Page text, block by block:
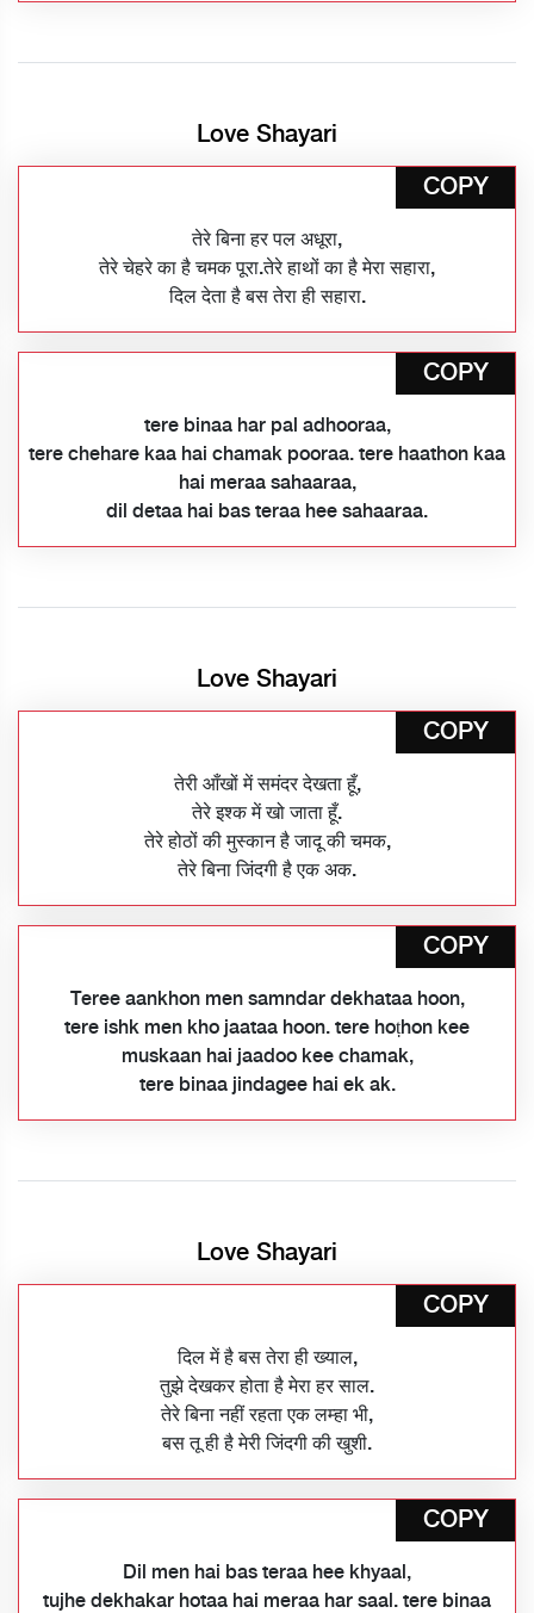
Love Shayari
COPY
तेरे बिना हर पल अधूरा,
तेरे चेहरे का है चमक पूरा.तेरे हाथों का है मेरा सहारा,
दिल देता है बस तेरा ही सहारा.
COPY
tere binaa har pal adhooraa,
tere chehare kaa hai chamak pooraa. tere haathon kaa
hai meraa sahaaraa,
dil detaa hai bas teraa hee sahaaraa.
Love Shayari
COPY
तेरी आँखों में समंदर देखता हूँ,
तेरे इश्क में खो जाता हूँ.
तेरे होठों की मुस्कान है जादू की चमक,
तेरे बिना जिंदगी है एक अक.
COPY
Teree aankhon men samndar dekhataa hoon,
tere ishk men kho jaataa hoon. tere hoṭhon kee
muskaan hai jaadoo kee chamak,
tere binaa jindagee hai ek ak.
Love Shayari
COPY
दिल में है बस तेरा ही ख्याल,
तुझे देखकर होता है मेरा हर साल.
तेरे बिना नहीं रहता एक लम्हा भी,
बस तू ही है मेरी जिंदगी की खुशी.
COPY
Dil men hai bas teraa hee khyaal,
tujhe dekhakar hotaa hai meraa har saal. tere binaa